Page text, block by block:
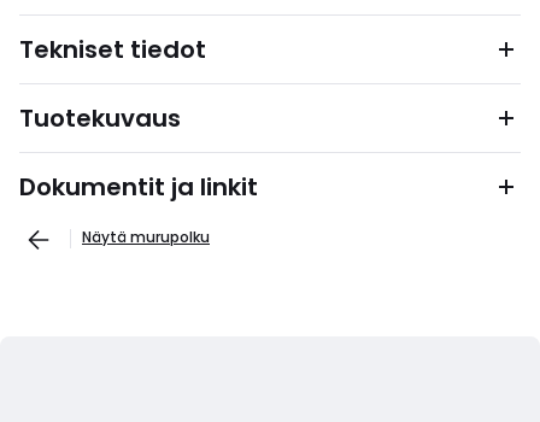
Tekniset tiedot
Tuotekuvaus
Dokumentit ja linkit
Näytä murupolku